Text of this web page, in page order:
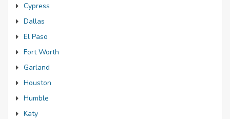
Cypress
Dallas
El Paso
Fort Worth
Garland
Houston
Humble
Katy